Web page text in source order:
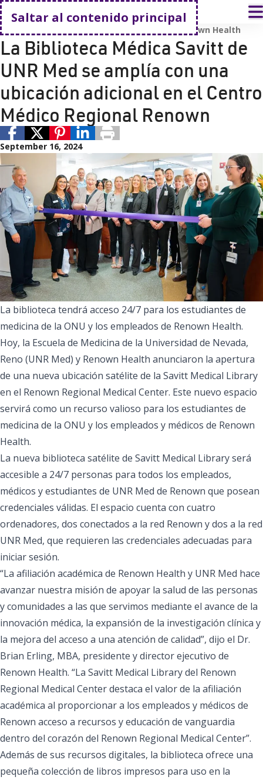
Saltar al contenido principal
Volver a casa
Educación
Renown Health
La Biblioteca Médica Savitt de
UNR Med se amplía con una
ubicación adicional en el Centro
Médico Regional Renown
September 16, 2024
La biblioteca tendrá acceso 24/7 para los estudiantes de
medicina de la ONU y los empleados de Renown Health.
Hoy, la Escuela de Medicina de la Universidad de Nevada,
Reno (UNR Med) y Renown Health anunciaron la apertura
de una nueva ubicación satélite de la Savitt Medical Library
en el Renown Regional Medical Center. Este nuevo espacio
servirá como un recurso valioso para los estudiantes de
medicina de la ONU y los empleados y médicos de Renown
Health.
La nueva biblioteca satélite de Savitt Medical Library será
accesible a 24/7 personas para todos los empleados,
médicos y estudiantes de UNR Med de Renown que posean
credenciales válidas. El espacio cuenta con cuatro
ordenadores, dos conectados a la red Renown y dos a la red
UNR Med, que requieren las credenciales adecuadas para
iniciar sesión.
“La afiliación académica de Renown Health y UNR Med hace
avanzar nuestra misión de apoyar la salud de las personas
y comunidades a las que servimos mediante el avance de la
innovación médica, la expansión de la investigación clínica y
la mejora del acceso a una atención de calidad”, dijo el Dr.
Brian Erling, MBA, presidente y director ejecutivo de
Renown Health. “La Savitt Medical Library del Renown
Regional Medical Center destaca el valor de la afiliación
académica al proporcionar a los empleados y médicos de
Renown acceso a recursos y educación de vanguardia
dentro del corazón del Renown Regional Medical Center”.
Además de sus recursos digitales, la biblioteca ofrece una
pequeña colección de libros impresos para uso en la